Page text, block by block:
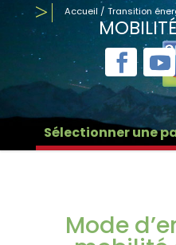
Accueil / Transition
Sélectionner une
Mode